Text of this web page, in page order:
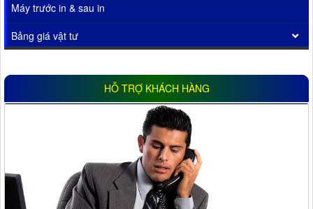
Máy trước in & sau in
Bảng giá vật tư
HỖ TRỢ KHÁCH HÀNG